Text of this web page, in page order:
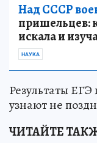
Над СССР
пришельцев:
искала и
НАУКА
Результаты
узнают не
ЧИТАЙТЕ